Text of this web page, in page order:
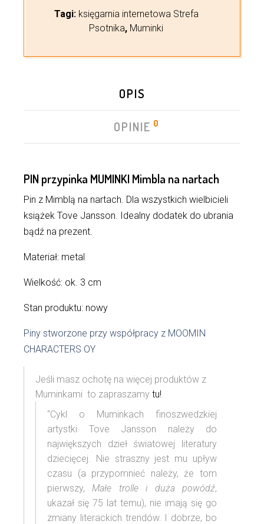
Tagi: księgarnia internetowa Strefa
Psotnika, Muminki
OPIS
OPINIE 0
PIN przypinka MUMINKI Mimbla na nartach
Pin z Mimblą na nartach. Dla wszystkich wielbicieli
książek Tove Jansson. Idealny dodatek do ubrania
bądź na prezent.
Materiał: metal
Wielkość: ok. 3 cm
Stan produktu: nowy
Piny stworzone przy współpracy z MOOMIN
CHARACTERS OY
Jeśli masz ochotę na więcej produktów z
Muminkami to zapraszamy tu!
“Cykl o Muminkach finoszwedzkiej
artystki Tove Jansson należy do
największych dzieł światowej literatury
dziecięcej. Nie straszny jest mu upływ
czasu (a przypomnieć należy, że tom
pierwszy,Małe trolle i duża powódź,
ukazał się 75 lat temu), nie imają się go
zmiany literackich trendów. I dobrze, bo